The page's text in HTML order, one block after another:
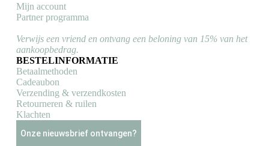
Mijn account
Partner programma
Verwijs een vriend en ontvang een beloning van 15% van het
aankoopbedrag.
BESTELINFORMATIE
Betaalmethoden
Cadeaubon
Verzending & verzendkosten
Retourneren & ruilen
Klachten
Onze nieuwsbrief ontvangen?